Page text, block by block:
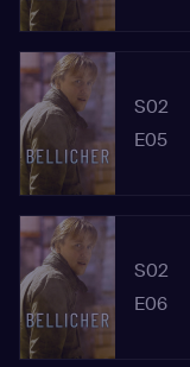
S02
E05
S02
E06